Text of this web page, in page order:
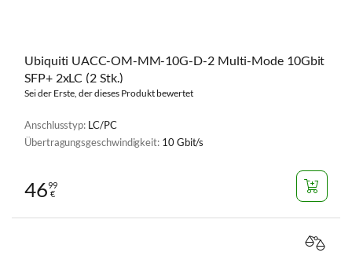
Ubiquiti UACC-OM-MM-10G-D-2 Multi-Mode 10Gbit
SFP+ 2xLC (2 Stk.)
Sei der Erste, der dieses Produkt bewertet
Anschlusstyp: LC/PC
Übertragungsgeschwindigkeit: 10 Gbit/s
4699
€